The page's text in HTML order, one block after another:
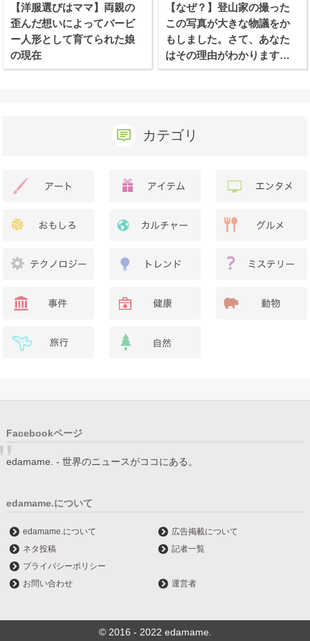
【洋服選びはママ】両親の
歪んだ想いによってバービ
ー人形として育てられた娘
の現在
【なぜ？】登山家の撮った
この写真が大きな物議をか
もしました。さて、あなた
はその理由がわかります
か？
カテゴリ
Facebookページ
edamame. - 世界のニュースがココにある。
edamame.について
edamame.について
広告掲載について
ネタ投稿
記者一覧
プライバシーポリシー
お問い合わせ
運営者
© 2016 - 2022 edamame.